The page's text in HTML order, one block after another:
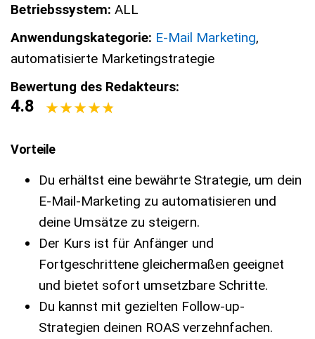
Betriebssystem: ALL
Anwendungskategorie: E-Mail Marketing,
automatisierte Marketingstrategie
Bewertung des Redakteurs:
4.8
Vorteile
Du erhältst eine bewährte Strategie, um dein
E-Mail-Marketing zu automatisieren und
deine Umsätze zu steigern.
Der Kurs ist für Anfänger und
Fortgeschrittene gleichermaßen geeignet
und bietet sofort umsetzbare Schritte.
Du kannst mit gezielten Follow-up-
Strategien deinen ROAS verzehnfachen.